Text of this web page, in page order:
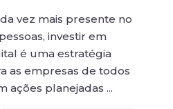
vez mais presente no
investir em
é uma estratégia
as empresas de todos
ações planejadas ...